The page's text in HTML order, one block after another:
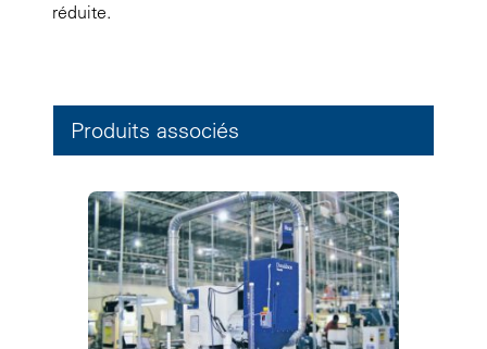
réduite.
Produits associés